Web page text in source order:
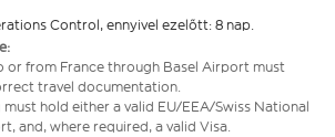
Control, ennyivel ezelőtt: 8 nap.
or from France through Basel Airport must
travel documentation.
hold either a valid EU/EEA/Swiss National
and, where required, a valid Visa.